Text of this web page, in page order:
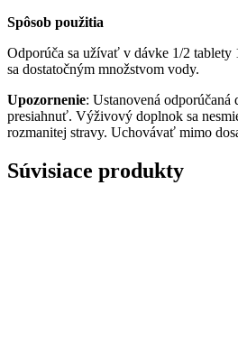
Spôsob použitia
Odporúča sa užívať v dávke 1/2 tablety
sa dostatočným množstvom vody.
Upozornenie: Ustanovená odporúčaná
presiahnuť. Výživový doplnok sa
rozmanitej stravy. Uchovávať mimo
Súvisiace produkty